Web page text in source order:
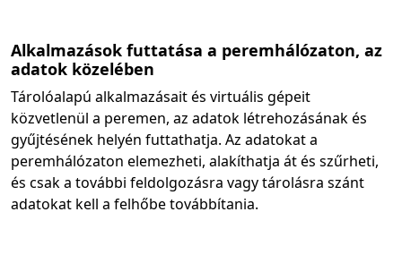
Alkalmazások futtatása a peremhálózaton, az
adatok közelében
Tárolóalapú alkalmazásait és virtuális gépeit
közvetlenül a peremen, az adatok létrehozásának és
gyűjtésének helyén futtathatja. Az adatokat a
peremhálózaton elemezheti, alakíthatja át és szűrheti,
és csak a további feldolgozásra vagy tárolásra szánt
adatokat kell a felhőbe továbbítania.